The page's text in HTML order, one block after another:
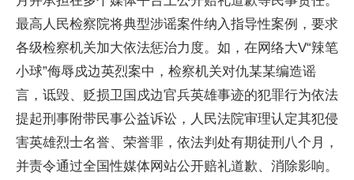
最高人民检察院将典型涉谣案件纳入指导性案例，要求
各级检察机关加大依法惩治力度。如，在网络大V“辣笔
小球”侮辱戍边英烈案中，检察机关对仇某某编造谣
言，诋毁、贬损卫国戍边官兵英雄事迹的犯罪行为依法
提起刑事附带民事公益诉讼，人民法院审理认定其犯侵
害英雄烈士名誉、荣誉罪，依法判处有期徒刑八个月，
并责令通过全国性媒体网站公开赔礼道歉、消除影响。